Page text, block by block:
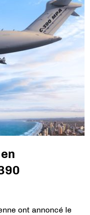
ont annoncé le